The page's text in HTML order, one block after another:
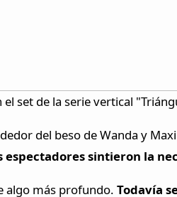
set de la serie vertical
del beso de Wanda y
espectadores sintieron la
algo más profundo. Todavía